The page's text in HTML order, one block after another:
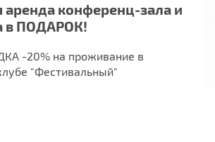
аренда конференц-зала и
в ПОДАРОК!
-20% на проживание в
"Фестивальный"